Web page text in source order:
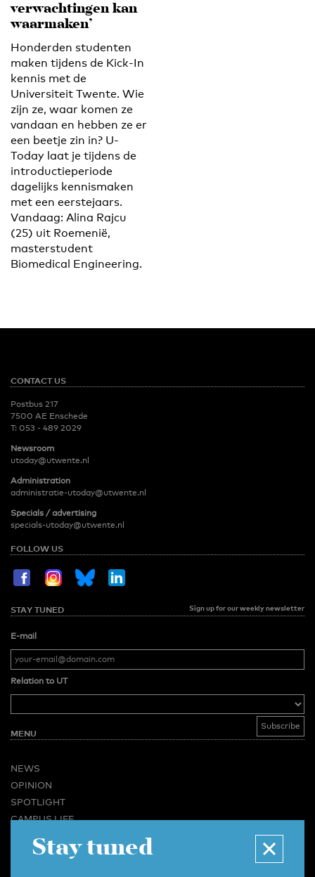
verwachtingen kan
waarmaken’
Honderden studenten
maken tijdens de Kick-In
kennis met de
Universiteit Twente. Wie
zijn ze, waar komen ze
vandaan en hebben ze er
een beetje zin in? U-
Today laat je tijdens de
introductieperiode
dagelijks kennismaken
met een eerstejaars.
Vandaag: Alina Rajcu
(25) uit Roemenië,
masterstudent
Biomedical Engineering.
CONTACT US
Postbus 217
7500 AE Enschede
T: 053 - 489 2029
Newsroom
utoday@utwente.nl
Administration
administratie-utoday@utwente.nl
Specials / advertising
specials-utoday@utwente.nl
FOLLOW US
STAY TUNED Sign up for our weekly newsletter
E-mail
Relation to UT
MENU
NEWS
OPINION
SPOTLIGHT
CAMPUS LIFE
VIDEOStay tuned